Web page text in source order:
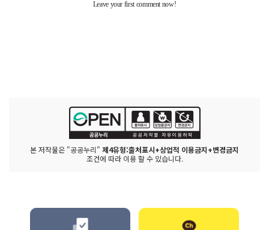
본 저작물은 "공공누리" 제4유형:출처표시+상업적 이용금지+변경금지
조건에 따라 이용 할 수 있습니다.